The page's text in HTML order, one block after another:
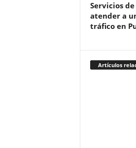
Servicios
atender a
tráfico en
Artículos